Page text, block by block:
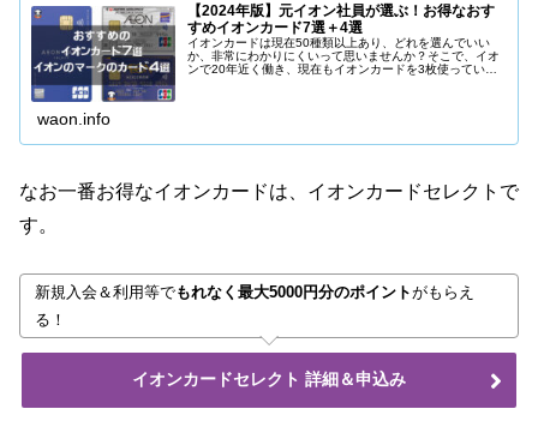
【2024年版】元イオン社員が選ぶ！お得なおす
すめイオンカード7選＋4選
イオンカードは現在50種類以上あり、どれを選んでいい
か、非常にわかりにくいって思いませんか？そこで、イオ
ンで20年近く働き、現在もイオンカードを3枚使っている
waon.info
なお一番お得なイオンカードは、イオンカードセレクトで
す。
新規入会＆利用等でもれなく最大5000円分のポイントがもらえ
る！
イオンカードセレクト 詳細＆申込み